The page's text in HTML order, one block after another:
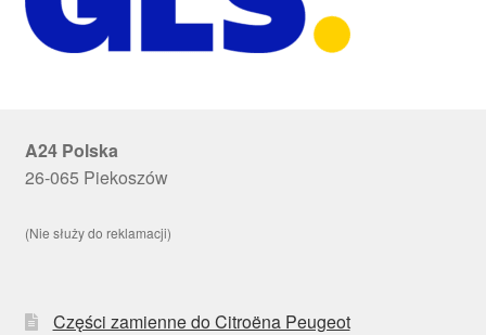
A24 Polska
26-065 Piekoszów
(Nie służy do reklamacji)
Części zamienne do Citroëna Peugeot